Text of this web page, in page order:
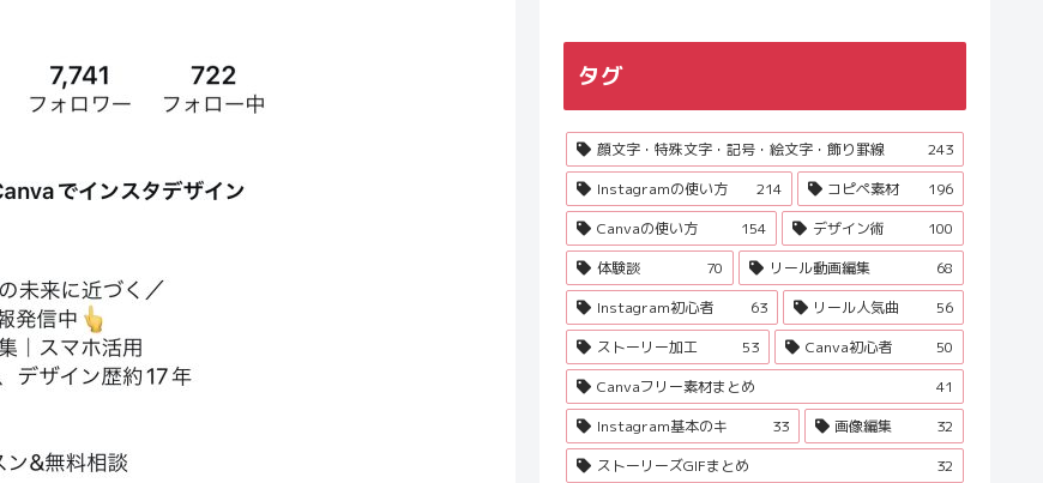
タグ
顔文字・特殊文字・記号・絵文字・飾り罫線
243
Instagramの使い方
214 コピペ素材
196
Canvaの使い方
154 デザイン術
100
体験談
70 リール動画編集
68
Instagram初心者
63 リール人気曲
56
ストーリー加工
53 Canva初心者
50
Canvaフリー素材まとめ
41
Instagram基本のキ
33 画像編集
32
ストーリーズGIFまとめ
32